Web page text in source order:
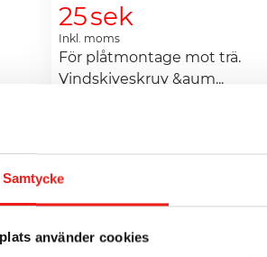
Samtycke
använder cookies
25sek
Inkl. moms
För plåtmontage mot trä.
Vindskiveskruv &aum...